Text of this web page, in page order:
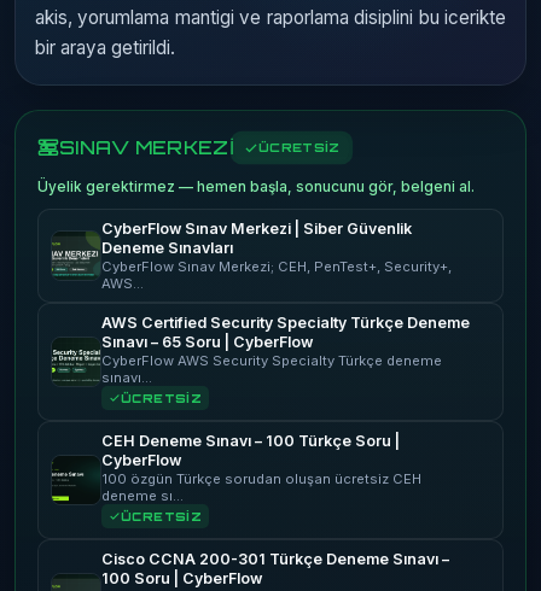
akis, yorumlama mantigi ve raporlama disiplini bu icerikte
bir araya getirildi.
SINAV MERKEZİ ÜCRETSİZ
Üyelik gerektirmez — hemen başla, sonucunu gör, belgeni al.
CyberFlow Sınav Merkezi | Siber Güvenlik
Deneme Sınavları
CyberFlow Sınav Merkezi; CEH, PenTest+, Security+,
AWS…
AWS Certified Security Specialty Türkçe Deneme
Sınavı – 65 Soru | CyberFlow
CyberFlow AWS Security Specialty Türkçe deneme
sınavı…
ÜCRETSİZ
CEH Deneme Sınavı – 100 Türkçe Soru |
CyberFlow
100 özgün Türkçe sorudan oluşan ücretsiz CEH
deneme sı…
ÜCRETSİZ
Cisco CCNA 200-301 Türkçe Deneme Sınavı –
100 Soru | CyberFlow